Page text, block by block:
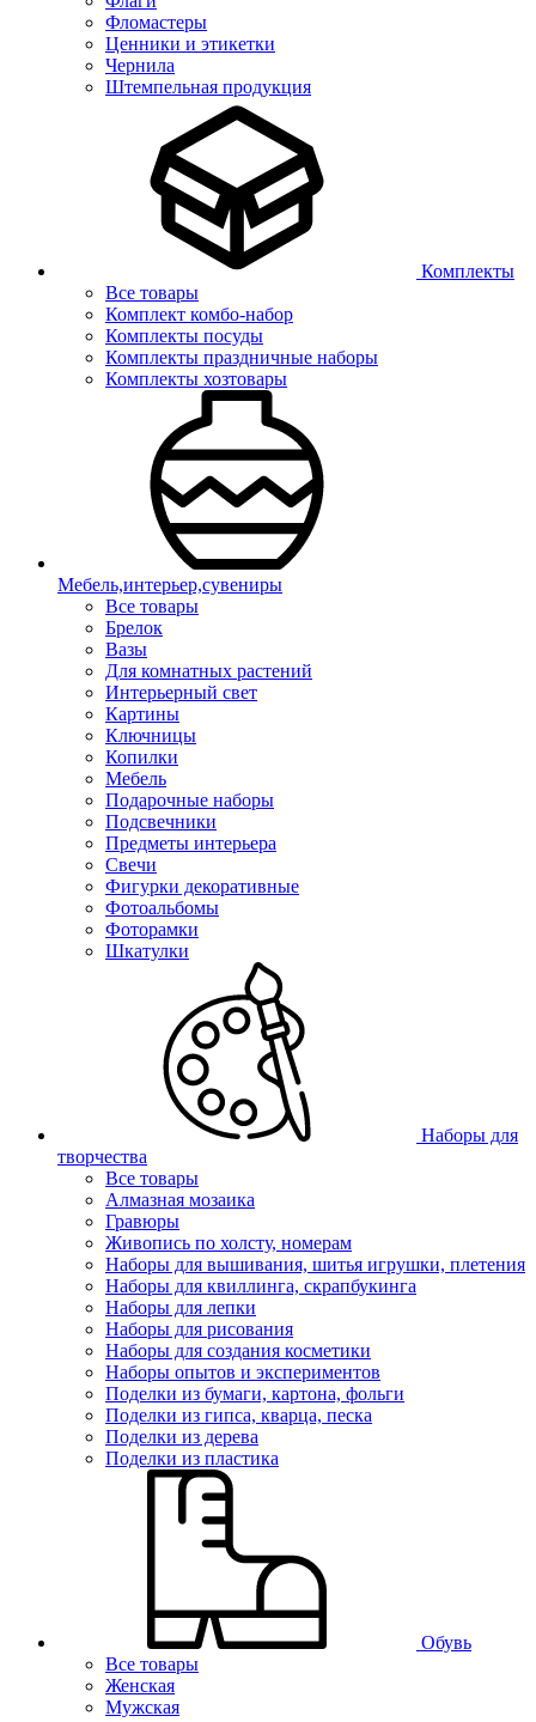
Фломастеры
Ценники и этикетки
Чернила
Штемпельная продукция
Комплекты
Все товары
Комплект комбо-набор
Комплекты посуды
Комплекты праздничные наборы
Комплекты хозтовары
Мебель,интерьер,сувениры
Все товары
Брелок
Вазы
Для комнатных растений
Интерьерный свет
Картины
Ключницы
Копилки
Мебель
Подарочные наборы
Подсвечники
Предметы интерьера
Свечи
Фигурки декоративные
Фотоальбомы
Фоторамки
Шкатулки
Наборы для
творчества
Все товары
Алмазная мозаика
Гравюры
Живопись по холсту, номерам
Наборы для вышивания, шитья игрушки, плетения
Наборы для квиллинга, скрапбукинга
Наборы для лепки
Наборы для рисования
Наборы для создания косметики
Наборы опытов и экспериментов
Поделки из бумаги, картона, фольги
Поделки из гипса, кварца, песка
Поделки из дерева
Поделки из пластика
Обувь
Все товары
Женская
Мужская